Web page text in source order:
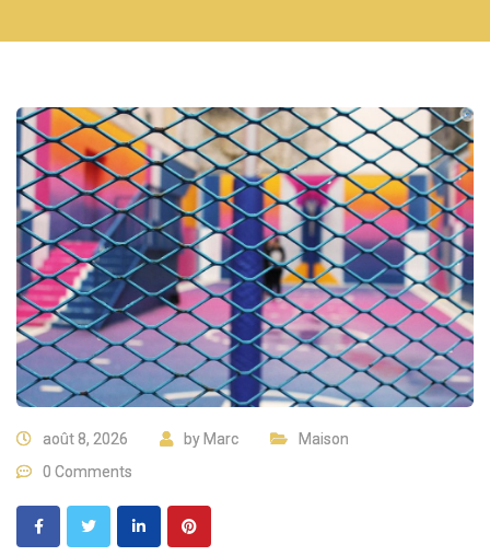
août 8, 2026 by Marc
Maison
0 Comments